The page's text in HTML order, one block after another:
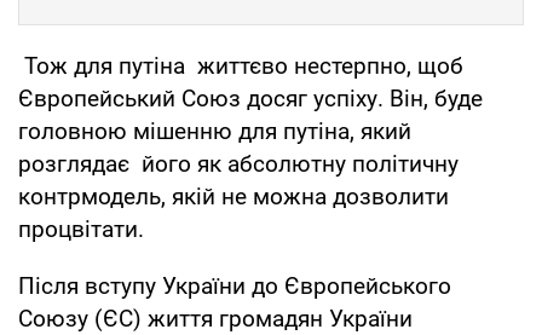
Тож для путіна життєво нестерпно, щоб
Європейський Союз досяг успіху. Він, буде
головною мішенню для путіна, який
розглядає його як абсолютну політичну
контрмодель, якій не можна дозволити
процвітати.
Після вступу України до Європейського
Союзу (ЄС) життя громадян України